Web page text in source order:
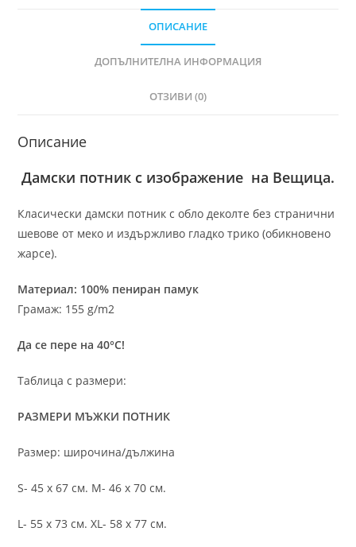
ОПИСАНИЕ
ДОПЪЛНИТЕЛНА ИНФОРМАЦИЯ
ОТЗИВИ (0)
Описание
Дамски потник с изображение на Вещица.
Класически дамски потник с обло деколте без странични
шевове от меко и издържливо гладко трико (обикновено
жарсе).
Материал: 100% пениран памук
Грамаж: 155 g/m2
Да се пере на 40°C!
Таблица с размери:
РАЗМЕРИ МЪЖКИ ПОТНИК
Размер: широчина/дължина
S- 45 х 67 см. M- 46 х 70 см.
L- 55 х 73 см. XL- 58 х 77 см.